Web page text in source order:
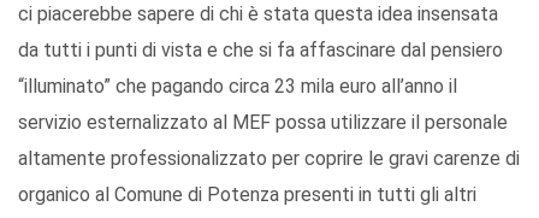
ci piacerebbe sapere di chi è stata questa idea insensata
da tutti i punti di vista e che si fa affascinare dal pensiero
“illuminato” che pagando circa 23 mila euro all’anno il
servizio esternalizzato al MEF possa utilizzare il personale
altamente professionalizzato per coprire le gravi carenze di
organico al Comune di Potenza presenti in tutti gli altri